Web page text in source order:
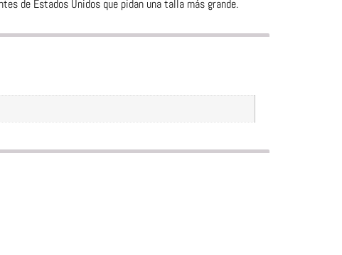
de Estados Unidos que pidan una talla más grande.